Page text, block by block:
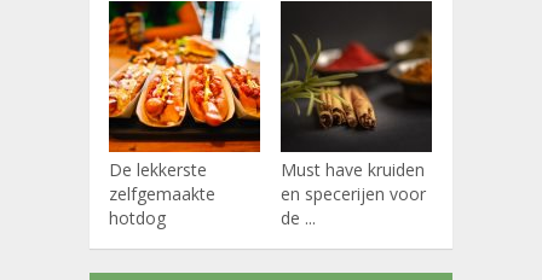
De lekkerste
zelfgemaakte
hotdog
Must have kruiden
en specerijen voor
de ...